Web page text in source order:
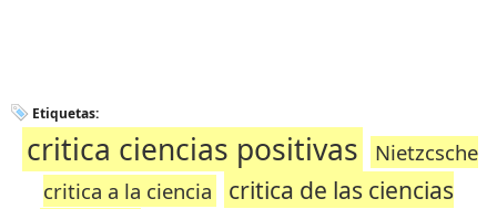
Etiquetas:
critica ciencias positivas
Nietzcsche
critica a la ciencia
critica de las ciencias